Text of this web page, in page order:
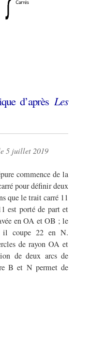
d’aprèsLes
5 juillet 2019
commence de la
pour définir deux
que le trait carré 11
est porté de part et
en OA et OB ; le
il coupe 22 en N.
de rayon OA et
de deux arcs de
B et N permet de